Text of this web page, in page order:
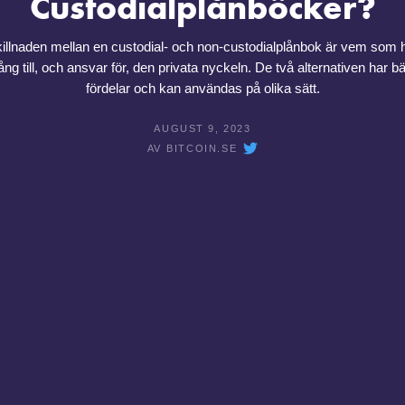
mellan en custodial- och non-custodialplånbok är vem som
till, och ansvar för, den privata nyckeln. De två alternativen har
fördelar och kan användas på olika sätt.
AUGUST 9, 2023
AV
BITCOIN.SE